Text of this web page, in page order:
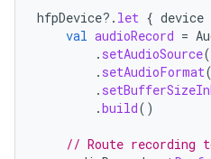
hfpDevice?. let { device
val audioRecord =
. setAudioSource(
. setAudioFormat(
.
.build()
// Route recording